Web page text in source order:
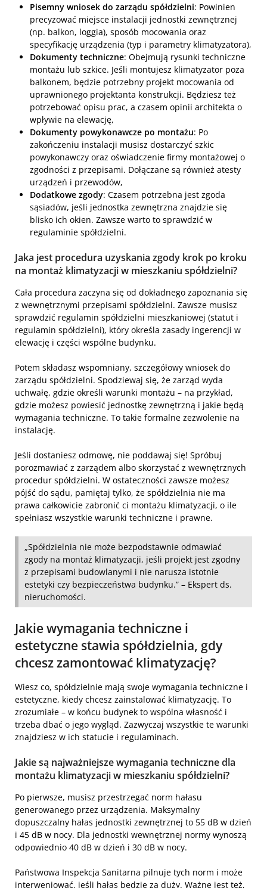
Pisemny wniosek do zarządu spółdzielni: Powinien
precyzować miejsce instalacji jednostki zewnętrznej
(np. balkon, loggia), sposób mocowania oraz
specyfikację urządzenia (typ i parametry klimatyzatora),
Dokumenty techniczne: Obejmują rysunki techniczne
montażu lub szkice. Jeśli montujesz klimatyzator poza
balkonem, będzie potrzebny projekt mocowania od
uprawnionego projektanta konstrukcji. Będziesz też
potrzebować opisu prac, a czasem opinii architekta o
wpływie na elewację,
Dokumenty powykonawcze po montażu: Po
zakończeniu instalacji musisz dostarczyć szkic
powykonawczy oraz oświadczenie firmy montażowej o
zgodności z przepisami. Dołączane są również atesty
urządzeń i przewodów,
Dodatkowe zgody: Czasem potrzebna jest zgoda
sąsiadów, jeśli jednostka zewnętrzna znajdzie się
blisko ich okien. Zawsze warto to sprawdzić w
regulaminie spółdzielni.
Jaka jest procedura uzyskania zgody krok po kroku
na montaż klimatyzacji w mieszkaniu spółdzielni?
Cała procedura zaczyna się od dokładnego zapoznania się
z wewnętrznymi przepisami spółdzielni. Zawsze musisz
sprawdzić regulamin spółdzielni mieszkaniowej (statut i
regulamin spółdzielni), który określa zasady ingerencji w
elewację i części wspólne budynku.
Potem składasz wspomniany, szczegółowy wniosek do
zarządu spółdzielni. Spodziewaj się, że zarząd wyda
uchwałę, gdzie określi warunki montażu – na przykład,
gdzie możesz powiesić jednostkę zewnętrzną i jakie będą
wymagania techniczne. To takie formalne zezwolenie na
instalację.
Jeśli dostaniesz odmowę, nie poddawaj się! Spróbuj
porozmawiać z zarządem albo skorzystać z wewnętrznych
procedur spółdzielni. W ostateczności zawsze możesz
pójść do sądu, pamiętaj tylko, że spółdzielnia nie ma
prawa całkowicie zabronić ci montażu klimatyzacji, o ile
spełniasz wszystkie warunki techniczne i prawne.
„Spółdzielnia nie może bezpodstawnie odmawiać
zgody na montaż klimatyzacji, jeśli projekt jest zgodny
z przepisami budowlanymi i nie narusza istotnie
estetyki czy bezpieczeństwa budynku.” – Ekspert ds.
nieruchomości.
Jakie wymagania techniczne i
estetyczne stawia spółdzielnia, gdy
chcesz zamontować klimatyzację?
Wiesz co, spółdzielnie mają swoje wymagania techniczne i
estetyczne, kiedy chcesz zainstalować klimatyzację. To
zrozumiałe – w końcu budynek to wspólna własność i
trzeba dbać o jego wygląd. Zazwyczaj wszystkie te warunki
znajdziesz w ich statucie i regulaminach.
Jakie są najważniejsze wymagania techniczne dla
montażu klimatyzacji w mieszkaniu spółdzielni?
Po pierwsze, musisz przestrzegać norm hałasu
generowanego przez urządzenia. Maksymalny
dopuszczalny hałas jednostki zewnętrznej to 55 dB w dzień
i 45 dB w nocy. Dla jednostki wewnętrznej normy wynoszą
odpowiednio 40 dB w dzień i 30 dB w nocy.
Państwowa Inspekcja Sanitarna pilnuje tych norm i może
interweniować, jeśli hałas będzie za duży. Ważne jest też,